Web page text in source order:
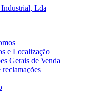
e Localização
Gerais de Venda